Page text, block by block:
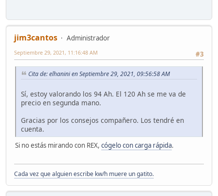
jim3cantos
Administrador
#3
Septiembre 29, 2021, 11:16:48 AM
Cita de: elhanini en Septiembre 29, 2021, 09:56:58 AM
Sí, estoy valorando los 94 Ah. El 120 Ah se me va de
precio en segunda mano.
Gracias por los consejos compañero. Los tendré en
cuenta.
Si no estás mirando con REX, cógelo con carga rápida.
Cada vez que alguien escribe kw/h muere un gatito.